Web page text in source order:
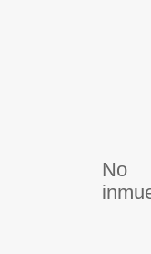
No